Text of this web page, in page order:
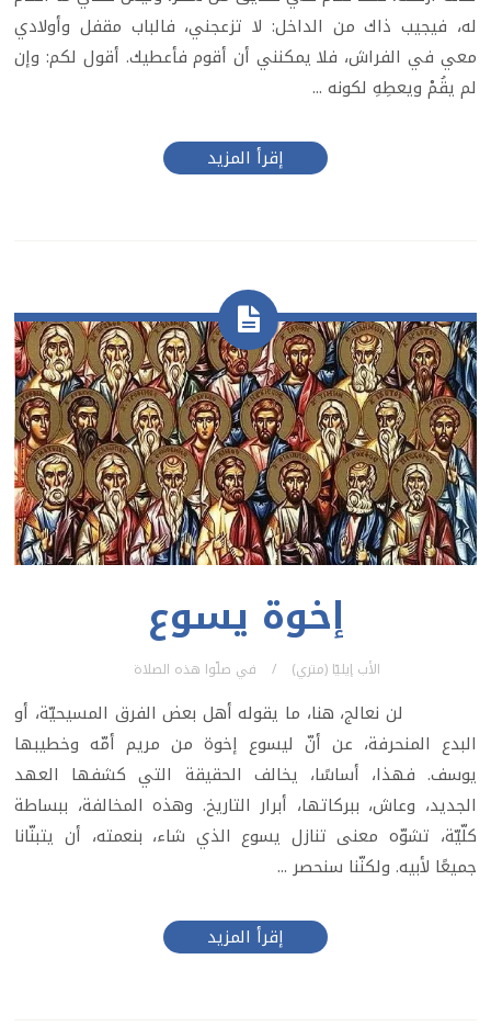
له، فيجيب ذاك من الداخل: لا تزعجني، فالباب مقفل وأولادي
معي في الفراش، فلا يمكنني أن أقوم فأعطيك. أقول لكم: وإن
لم يقُمْ ويعطِهِ لكونه ...
إقرأ المزيد
إخوة يسوع
الأب إيليّا (متري) في صلّوا هذه الصلاة
لن نعالج، هنا، ما يقوله أهل بعض الفرق المسيحيّة، أو
البدع المنحرفة، عن أنّ ليسوع إخوة من مريم أمّه وخطيبها
يوسف. فهذا، أساسًا، يخالف الحقيقة التي كشفها العهد
الجديد، وعاش، ببركاتها، أبرار التاريخ. وهذه المخالفة، ببساطة
كلّيّة، تشوّه معنى تنازل يسوع الذي شاء، بنعمته، أن يتبنّانا
جميعًا لأبيه. ولكنّنا سنحصر ...
إقرأ المزيد